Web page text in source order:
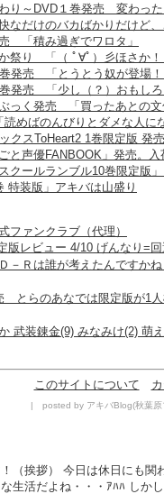
り～DVD１巻発売 変わっ
なだけのバカばかりだけど
「積み過ぎでワロタ」
祭り 「（ ﾟ∀ﾟ）彡ほさか！
発売 「とうとう奴が登場
発売 「少し（？）おもし
っく発売 「買ったあとの
めばのんびりとダメな人に
クスToHeart2 1巻限定版 発売
と声優FANBOOK」発売。
クールランブル10巻限定版
特装版」アキバは山盛り
ファンクラブ（代理）
版レビュー 4/10 げんなり=
－Ｒは誰が考えたんですか
とらのあなでは限定版が1
武装錬金(9) みなみけ(2) 萌
このサイトについて
| posted by アキバBlog(秋葉原
（挨拶） 今日は休日にも関
生活だよね・・・ｱﾊﾊ しか